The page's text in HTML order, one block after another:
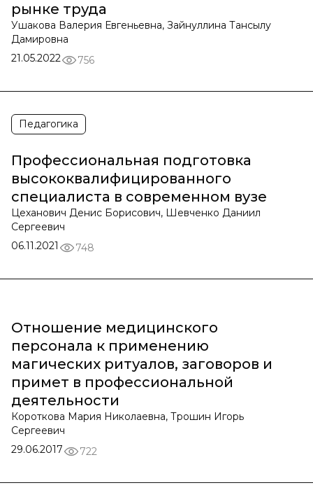
рынке труда
Ушакова Валерия Евгеньевна, Зайнуллина Тансылу
Дамировна
21.05.2022
756
Педагогика
Профессиональная подготовка
высококвалифицированного
специалиста в современном вузе
Цеханович Денис Борисович, Шевченко Даниил
Сергеевич
06.11.2021
748
Отношение медицинского
персонала к применению
магических ритуалов, заговоров и
примет в профессиональной
деятельности
Короткова Мария Николаевна, Трошин Игорь
Сергеевич
29.06.2017
722